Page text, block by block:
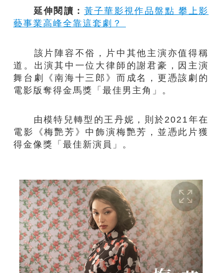
延伸閱讀： 黃子華影視作品盤點 攀上影
藝事業高峰全靠這套劇？
該片陣容不俗，片中其他主演亦值得稱
道。出演其中一位大律師的謝君豪，因主演
舞台劇《南海十三郎》而成名，更憑該劇的
電影版奪得金馬獎「最佳男主角」。
由模特兒轉型的王丹妮，則於2021年在
電影《梅艷芳》中飾演梅艷芳，並憑此片獲
得金像獎「最佳新演員」。